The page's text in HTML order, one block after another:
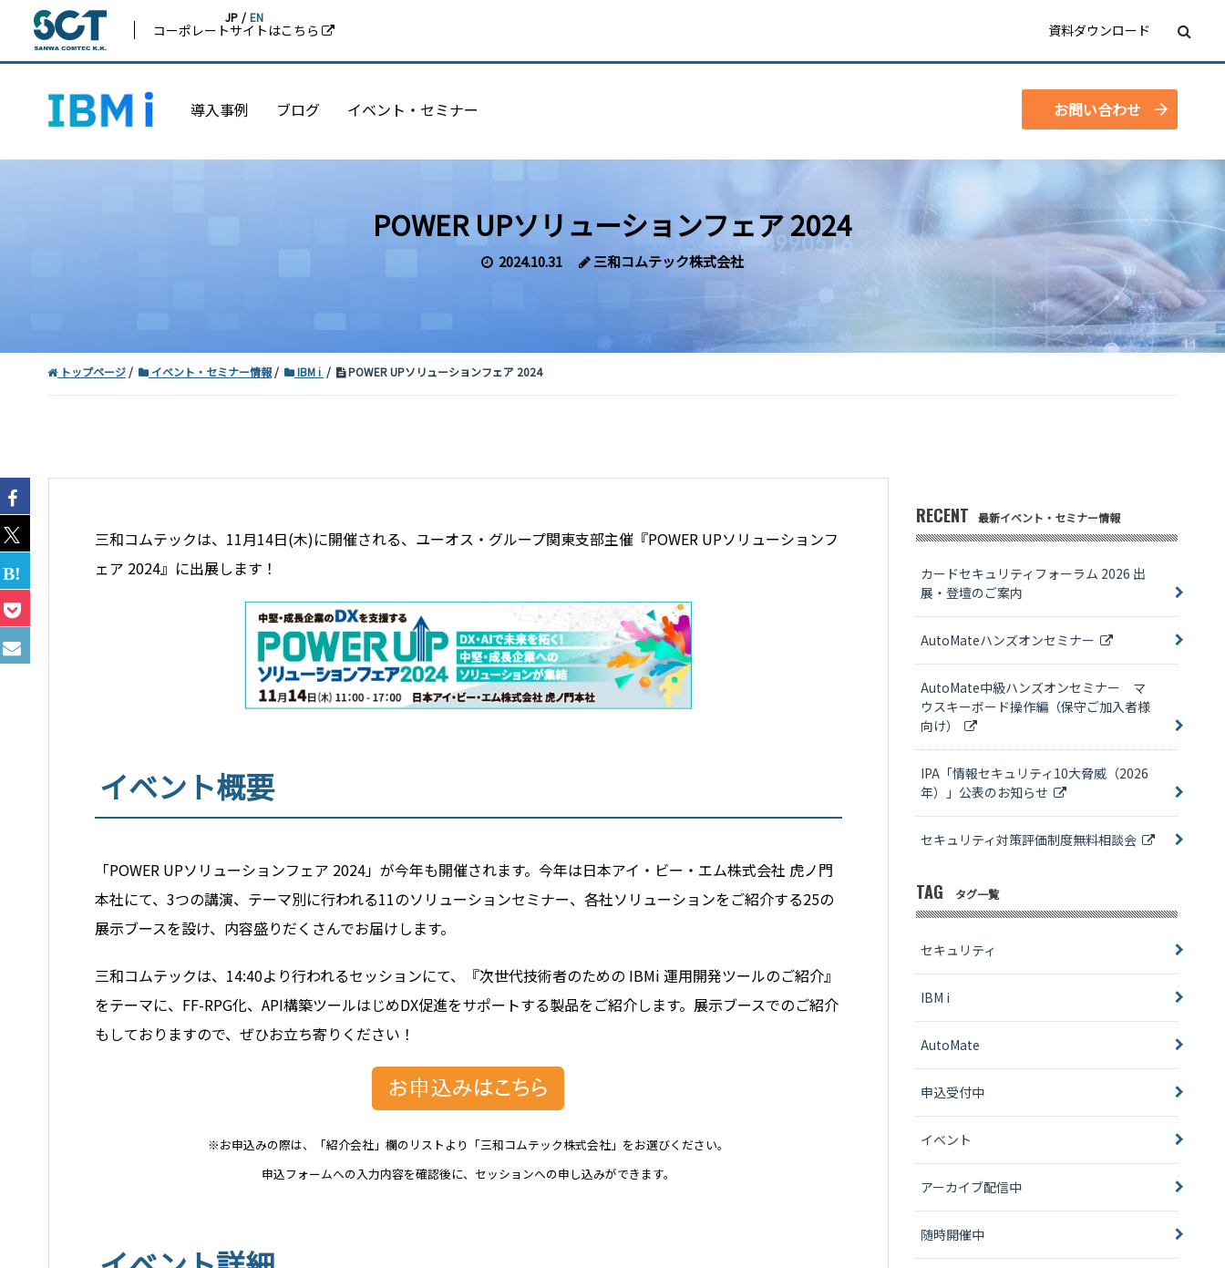
コーポレートサイトはこちら
JP / EN
資料ダウンロード
導入事例 ブログ イベント・セミナー お問い合わせ
POWER UPソリューションフェア 2024
2024.10.31 三和コムテック株式会社
トップページ イベント・セミナー情報 IBM i POWER UPソリューションフェア 2024
三和コムテックは、11月14日(木)に開催される、ユーオス・グループ関東支部主催『POWER UPソリューションフ
ェア 2024』に出展します！
イベント概要
「POWER UPソリューションフェア 2024」が今年も開催されます。今年は日本アイ・ビー・エム株式会社 虎ノ門
本社にて、3つの講演、テーマ別に行われる11のソリューションセミナー、各社ソリューションをご紹介する25の
展示ブースを設け、内容盛りだくさんでお届けします。
三和コムテックは、14:40より行われるセッションにて、『次世代技術者のための IBMi 運用開発ツールのご紹介』
をテーマに、FF-RPG化、API構築ツールはじめDX促進をサポートする製品をご紹介します。展示ブースでのご紹介
もしておりますので、ぜひお立ち寄りください！
※お申込みの際は、「紹介会社」欄のリストより「三和コムテック株式会社」をお選びください。
申込フォームへの入力内容を確認後に、セッションへの申し込みができます。
RECENT 最新イベント・セミナー情報
カードセキュリティフォーラム 2026 出
展・登壇のご案内
AutoMateハンズオンセミナー
AutoMate中級ハンズオンセミナー マ
ウスキーボード操作編（保守ご加入者様
向け）
IPA「情報セキュリティ10大脅威（2026
年）」公表のお知らせ
セキュリティ対策評価制度無料相談会
TAG タグ一覧
セキュリティ
IBM i
AutoMate
申込受付中
イベント
アーカイブ配信中
随時開催中